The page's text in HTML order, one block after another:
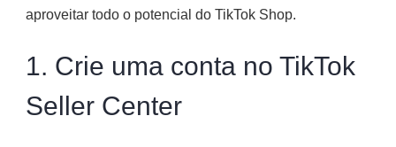
aproveitar todo o potencial do TikTok Shop.
1. Crie uma conta no TikTok
Seller Center